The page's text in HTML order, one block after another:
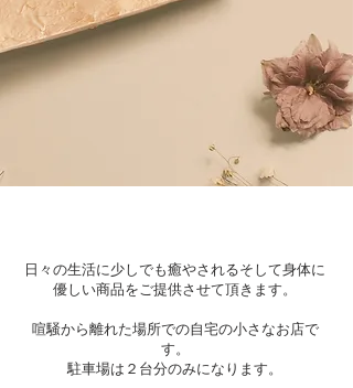
日々の生活に少しでも癒やされるそして身体に
優しい商品をご提供させて頂きます。
​喧騒から離れた場所での自宅の小さなお店で
す。​
​駐車場は２台分のみになります。